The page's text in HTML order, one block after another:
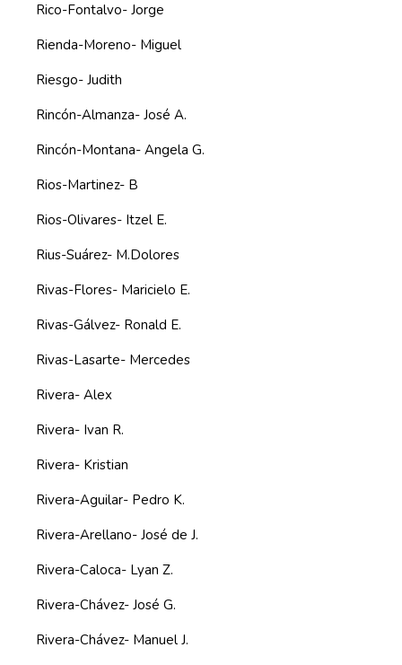
Rico-Fontalvo- Jorge
Rienda-Moreno- Miguel
Riesgo- Judith
Rincón-Almanza- José A.
Rincón-Montana- Angela G.
Rios-Martinez- B
Rios-Olivares- Itzel E.
Rius-Suárez- M.Dolores
Rivas-Flores- Maricielo E.
Rivas-Gálvez- Ronald E.
Rivas-Lasarte- Mercedes
Rivera- Alex
Rivera- Ivan R.
Rivera- Kristian
Rivera-Aguilar- Pedro K.
Rivera-Arellano- José de J.
Rivera-Caloca- Lyan Z.
Rivera-Chávez- José G.
Rivera-Chávez- Manuel J.